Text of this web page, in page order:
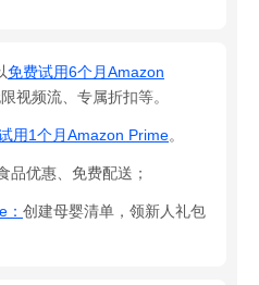
免费试用6个月Amazon
视频流、专属折扣等。
用1个月Amazon Prime。
品优惠、免费配送；
创建母婴清单，领新人礼包